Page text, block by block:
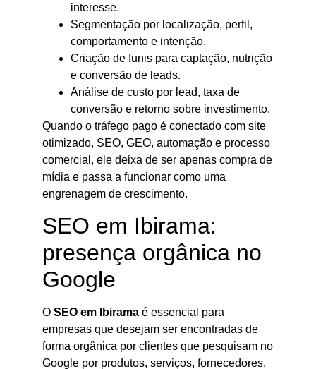
interesse.
Segmentação por localização, perfil,
comportamento e intenção.
Criação de funis para captação, nutrição
e conversão de leads.
Análise de custo por lead, taxa de
conversão e retorno sobre investimento.
Quando o tráfego pago é conectado com site
otimizado, SEO, GEO, automação e processo
comercial, ele deixa de ser apenas compra de
mídia e passa a funcionar como uma
engrenagem de crescimento.
SEO em Ibirama:
presença orgânica no
Google
O SEO em Ibirama é essencial para
empresas que desejam ser encontradas de
forma orgânica por clientes que pesquisam no
Google por produtos, serviços, fornecedores,